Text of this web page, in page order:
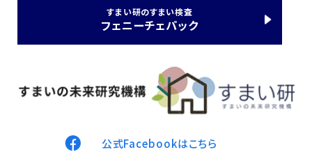
すまい研のすまい検査
フェニーチェパック
公式Facebookはこちら